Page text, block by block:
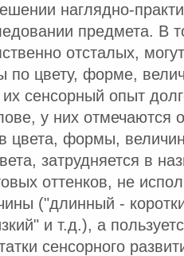
наглядно-
предмета. В
отсталых,
по цвету, форме,
сенсорный опыт
у них отмечаются
цвета, формы,
затрудняется в
оттенков, не
("длинный -
и т.д.), а
сенсорного